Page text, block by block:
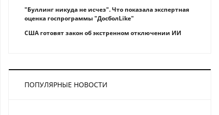
"Буллинг никуда не исчез". Что показала экспертная
оценка госпрограммы "ДосболLike"
США готовят закон об экстренном отключении ИИ
ПОПУЛЯРНЫЕ НОВОСТИ